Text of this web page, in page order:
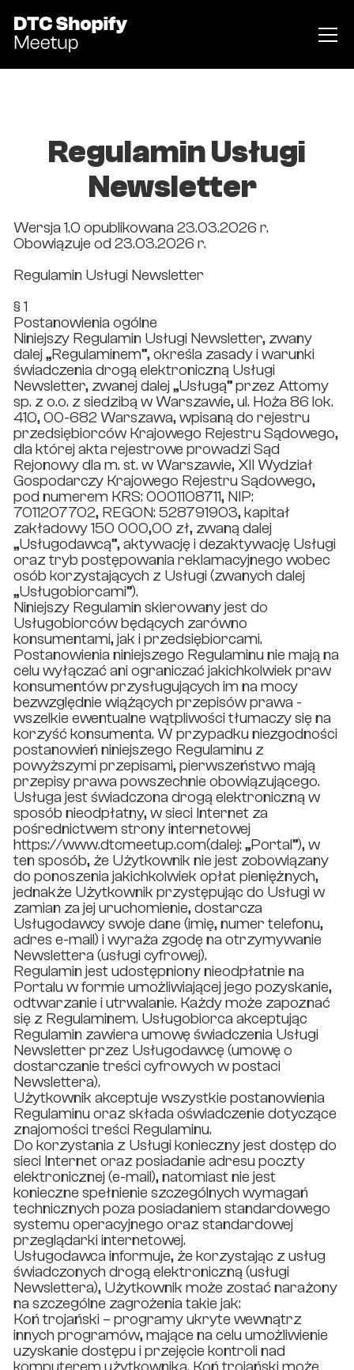
Regulamin Usługi
Newsletter
Wersja 1.0 opublikowana 23.03.2026 r.
Obowiązuje od 23.03.2026 r.
Regulamin Usługi Newsletter
§ 1
Postanowienia ogólne
Niniejszy Regulamin Usługi Newsletter, zwany
dalej „Regulaminem”, określa zasady i warunki
świadczenia drogą elektroniczną Usługi
Newsletter, zwanej dalej „Usługą” przez Attomy
sp. z o.o. z siedzibą w Warszawie, ul. Hoża 86 lok.
410, 00-682 Warszawa, wpisaną do rejestru
przedsiębiorców Krajowego Rejestru Sądowego,
dla której akta rejestrowe prowadzi Sąd
Rejonowy dla m. st. w Warszawie, XII Wydział
Gospodarczy Krajowego Rejestru Sądowego,
pod numerem KRS: 0001108711, NIP:
7011207702, REGON: 528791903, kapitał
zakładowy 150 000,00 zł, zwaną dalej
„Usługodawcą”, aktywację i dezaktywację Usługi
oraz tryb postępowania reklamacyjnego wobec
osób korzystających z Usługi (zwanych dalej
„Usługobiorcami”).
Niniejszy Regulamin skierowany jest do
Usługobiorców będących zarówno
konsumentami, jak i przedsiębiorcami.
Postanowienia niniejszego Regulaminu nie mają na
celu wyłączać ani ograniczać jakichkolwiek praw
konsumentów przysługujących im na mocy
bezwzględnie wiążących przepisów prawa -
wszelkie ewentualne wątpliwości tłumaczy się na
korzyść konsumenta. W przypadku niezgodności
postanowień niniejszego Regulaminu z
powyższymi przepisami, pierwszeństwo mają
przepisy prawa powszechnie obowiązującego.
Usługa jest świadczona drogą elektroniczną w
sposób nieodpłatny, w sieci Internet za
pośrednictwem strony internetowej
https://www.dtcmeetup.com(dalej: „Portal”), w
ten sposób, że Użytkownik nie jest zobowiązany
do ponoszenia jakichkolwiek opłat pieniężnych,
jednakże Użytkownik przystępując do Usługi w
zamian za jej uruchomienie, dostarcza
Usługodawcy swoje dane (imię, numer telefonu,
adres e-mail) i wyraża zgodę na otrzymywanie
Newslettera (usługi cyfrowej).
Regulamin jest udostępniony nieodpłatnie na
Portalu w formie umożliwiającej jego pozyskanie,
odtwarzanie i utrwalanie. Każdy może zapoznać
się z Regulaminem. Usługobiorca akceptując
Regulamin zawiera umowę świadczenia Usługi
Newsletter przez Usługodawcę (umowę o
dostarczanie treści cyfrowych w postaci
Newslettera).
Użytkownik akceptuje wszystkie postanowienia
Regulaminu oraz składa oświadczenie dotyczące
znajomości treści Regulaminu.
Do korzystania z Usługi konieczny jest dostęp do
sieci Internet oraz posiadanie adresu poczty
elektronicznej (e-mail), natomiast nie jest
konieczne spełnienie szczególnych wymagań
technicznych poza posiadaniem standardowego
systemu operacyjnego oraz standardowej
przeglądarki internetowej.
Usługodawca informuje, że korzystając z usług
świadczonych drogą elektroniczną (usługi
Newslettera), Użytkownik może zostać narażony
na szczególne zagrożenia takie jak:
Koń trojański – programy ukryte wewnątrz
innych programów, mające na celu umożliwienie
uzyskanie dostępu i przejęcie kontroli nad